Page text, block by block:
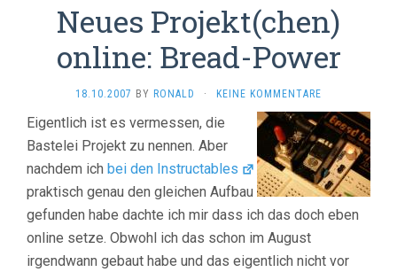
Neues Projekt(chen)
online: Bread-Power
18.10.2007 BY RONALD · KEINE KOMMENTARE
Eigentlich ist es vermessen, die
Bastelei Projekt zu nennen. Aber
nachdem ich bei den Instructables
praktisch genau den gleichen Aufbau
gefunden habe dachte ich mir dass ich das doch eben
online setze. Obwohl ich das schon im August
irgendwann gebaut habe und das eigentlich nicht vor